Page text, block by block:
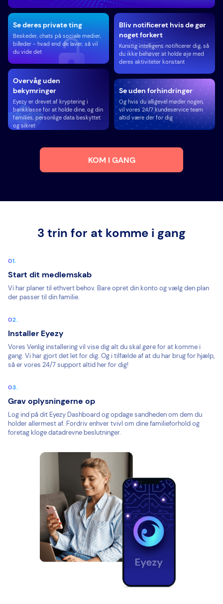
Overvåg uden
bekymringer
Eyezy er drevet af kryptering i
bankklasse for at holde dine, og din
families, personlige data beskyttet
og sikret
Se deres private ting
Beskeder, chats på sociale medier,
billeder - hvad end de laver, så vil
du vide det
Bliv notificeret hvis de gør
noget forkert
Kunstig intelligens notificerer dig, så
du ikke behøver at holde øje med
deres aktiviteter konstant
Se uden forhindringer
Og hvis du alligevel møder nogen,
vil vores 24/7 kundeservice team
altid være der for dig
KOM I GANG
3 trin for at komme i gang
Start dit medlemskab
Vi har planer til ethvert behov. Bare opret din konto og vælg den plan
der passer til din familie.
Installer Eyezy
Vores Venlig installering vil vise dig alt du skal gøre for at komme i
gang. Vi har gjort det let for dig. Og i tilfælde af at du har brug for hjælp,
så er vores 24/7 support altid her for dig!
Grav oplysningerne op
Log ind på dit Eyezy Dashboard og opdage sandheden om dem du
holder allermest af. Fordriv enhver tvivl om dine familieforhold og
foretag kloge datadrevne beslutninger.